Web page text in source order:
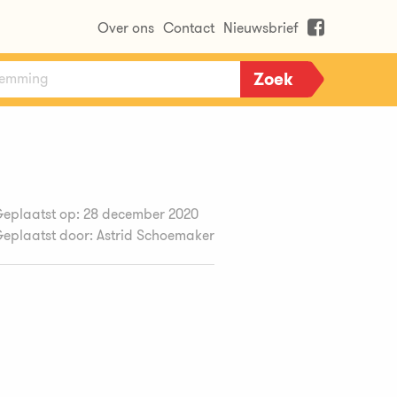
Over ons Contact Nieuwsbrief
op: 28 december 2020
door: Astrid Schoemaker